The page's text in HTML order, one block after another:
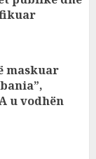
maskuar
u vodhën